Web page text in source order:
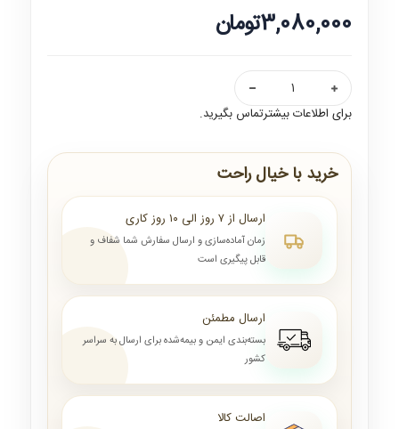
3,080,000تومان
برای اطلاعات بیشترتماس بگیرید.
خرید با خیال راحت
ارسال از ۷ روز الی ۱۰ روز کاری
زمان آماده‌سازی و ارسال سفارش شما شفاف و
قابل پیگیری است
ارسال مطمئن
بسته‌بندی ایمن و بیمه‌شده برای ارسال به سراسر
کشور
اصالت کالا